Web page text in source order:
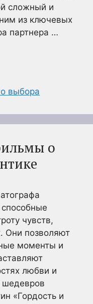
сложный и
из ключевых
партнера …
выбора
о
чувств,
Они позволяют
моменты и
любви и
шедевров
«Гордость и